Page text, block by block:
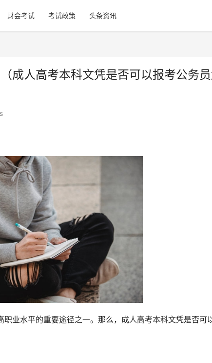
财会考试 考试政策 头条资讯
成人高考本科文凭是否可以报考公务
业水平的重要途径之一。那么，成人高考本科文凭是否可